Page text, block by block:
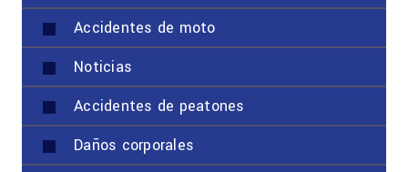
Accidentes de moto
Noticias
Accidentes de peatones
Daños corporales